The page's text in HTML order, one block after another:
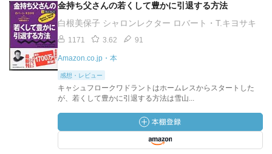
金持ち父さんの若くして豊かに引退する方法
白根美保子 シャロンレクター ロバート・T.キヨサキ
1171 3.62 91
Amazon.co.jp・本
感想・レビュー
キャシュフロークワドラントはホームレスからスタートした
が、若くして豊かに引退する方法は雪山...